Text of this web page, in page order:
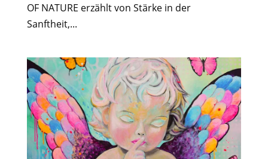
OF NATURE erzählt von Stärke in der
Sanftheit,...